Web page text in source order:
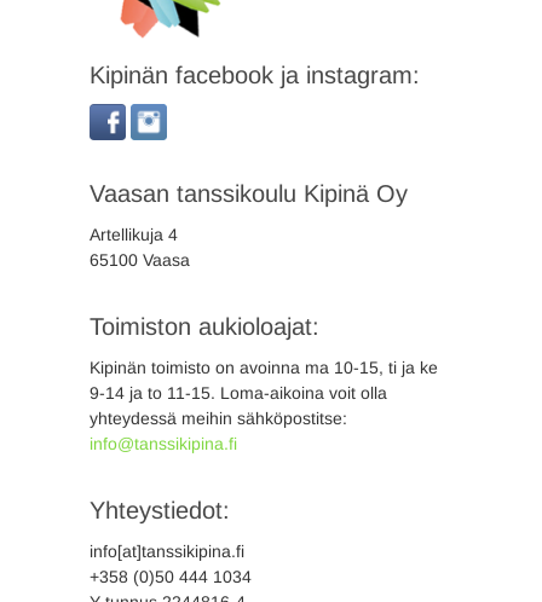
Kipinän facebook ja instagram:
Vaasan tanssikoulu Kipinä Oy
Artellikuja 4
65100 Vaasa
Toimiston aukioloajat:
Kipinän toimisto on avoinna ma 10-15, ti ja ke
9-14 ja to 11-15. Loma-aikoina voit olla
yhteydessä meihin sähköpostitse:
info@tanssikipina.fi
Yhteystiedot:
info[at]tanssikipina.fi
+358 (0)50 444 1034